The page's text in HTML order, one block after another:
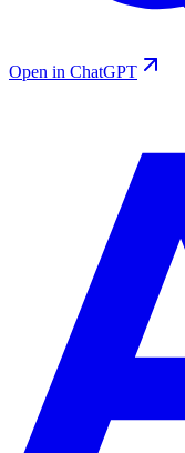
Open in ChatGPT